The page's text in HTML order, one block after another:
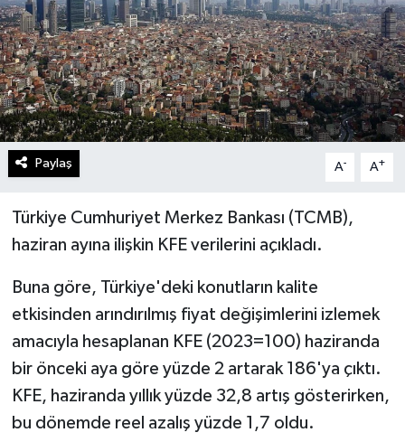
Paylaş A- A+
Türkiye Cumhuriyet Merkez Bankası (TCMB),
haziran ayına ilişkin KFE verilerini açıkladı.
Buna göre, Türkiye'deki konutların kalite
etkisinden arındırılmış fiyat değişimlerini izlemek
amacıyla hesaplanan KFE (2023=100) haziranda
bir önceki aya göre yüzde 2 artarak 186'ya çıktı.
KFE, haziranda yıllık yüzde 32,8 artış gösterirken,
bu dönemde reel azalış yüzde 1,7 oldu.
Teknoloji
Turizm
Kültür - Sanat
Lider Haber TV Canlı Yayın izle
Haber Arşivi